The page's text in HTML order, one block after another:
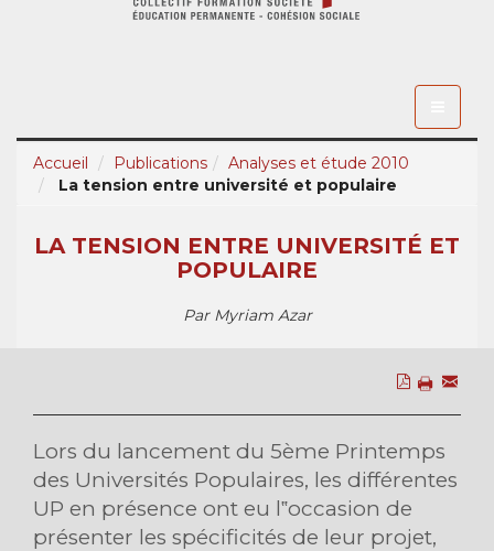
Accueil
Publications
Analyses et étude 2010
La tension entre université et populaire
LA TENSION ENTRE UNIVERSITÉ ET
POPULAIRE
Par Myriam Azar
Lors du lancement du 5ème Printemps
des Universités Populaires, les différentes
UP en présence ont eu l‟occasion de
présenter les spécificités de leur projet,